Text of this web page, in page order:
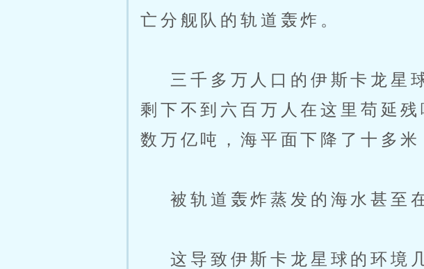
亡分舰队的轨道轰炸。
三千多万人口的伊斯卡龙星
剩下不到六百万人在这里苟延
数万亿吨，海平面下降了十多
被轨道轰炸蒸发的海水甚至
这导致伊斯卡龙星球的环境